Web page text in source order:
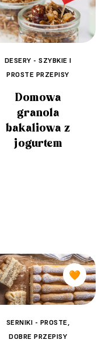
DESERY - SZYBKIE I
PROSTE PRZEPISY
Domowa
granola
bakaliowa z
jogurtem
🧡
SERNIKI - PROSTE,
DOBRE PRZEPISY